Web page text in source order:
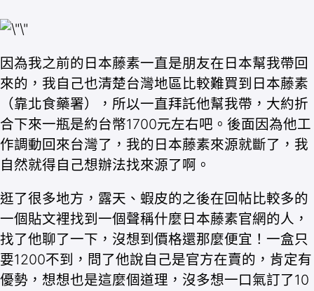
因為我之前的日本藤素一直是朋友在日本幫我帶回
來的，我自己也清楚台灣地區比較難買到日本藤素
（靠北食藥署），所以一直拜託他幫我帶，大約折
合下來一瓶是約台幣1700元左右吧。後面因為他工
作調動回來台灣了，我的日本藤素來源就斷了，我
自然就得自己想辦法找來源了啊。
逛了很多地方，露天、蝦皮的之後在回帖比較多的
一個貼文裡找到一個聲稱什麼日本藤素官網的人，
找了他聊了一下，沒想到價格還那麼便宜！一盒只
要1200不到，問了他說自己是官方在賣的，肯定有
優勢，想想也是這麼個道理，沒多想一口氣訂了10